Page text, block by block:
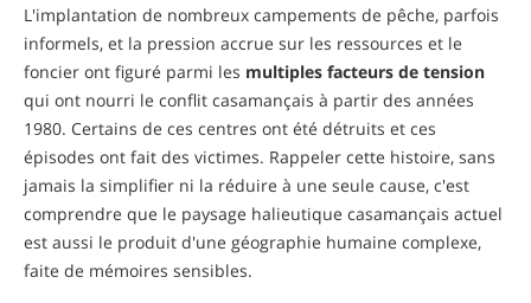
L'implantation de nombreux campements de pêche, parfois
informels, et la pression accrue sur les ressources et le
foncier ont figuré parmi les multiples facteurs de tension
qui ont nourri le conflit casamançais à partir des années
1980. Certains de ces centres ont été détruits et ces
épisodes ont fait des victimes. Rappeler cette histoire, sans
jamais la simplifier ni la réduire à une seule cause, c'est
comprendre que le paysage halieutique casamançais actuel
est aussi le produit d'une géographie humaine complexe,
faite de mémoires sensibles.